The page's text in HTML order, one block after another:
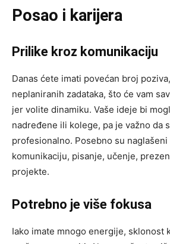
Posao i karijera
Prilike kroz komunikaciju
Danas ćete imati povećan broj
neplaniranih zadataka, što će vam
jer volite dinamiku. Vaše ideje bi
nadređene ili kolege, pa je važno da
profesionalno. Posebno su
komunikaciju, pisanje, učenje,
projekte.
Potrebno je više fokusa
Iako imate mnogo energije, sklonost